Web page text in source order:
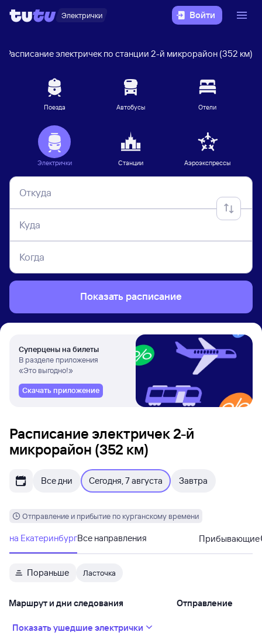
Электрички Войти
Расписание электричек по станции 2-й микрорайон (352 км)
Поезда Автобусы Отели
Электрички Станции Аэроэкспрессы
Откуда
Куда
Когда
Показать расписание
Суперцены на билеты
В разделе приложения
«Это выгодно!»
Скачать приложение
Расписание электричек 2-й
микрорайон (352 км)
Все дни Сегодня, 7 августа Завтра
Отправление и прибытие по курганскому времени
на ЕкатеринбургВсе направления Прибывающие
Пораньше Ласточка
Маршрут и дни следования Отправление
Показать ушедшие электрички